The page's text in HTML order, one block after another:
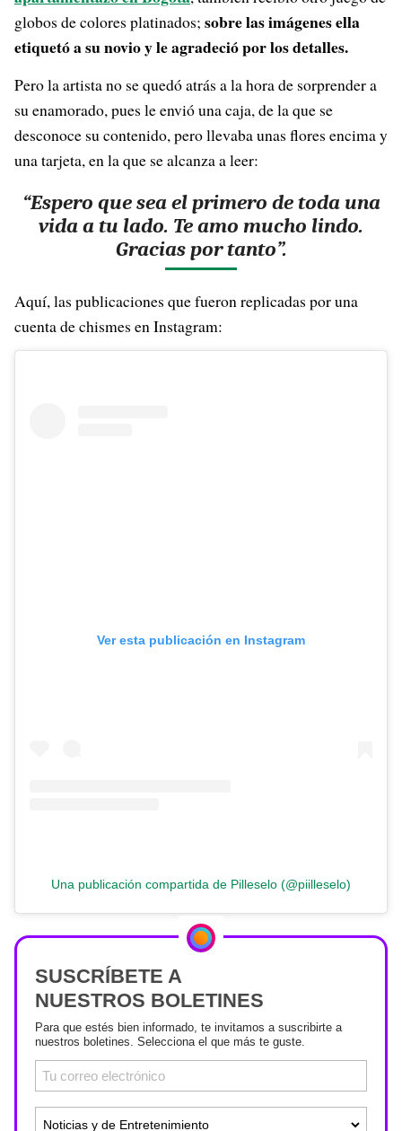
globos de colores platinados; sobre las imágenes ella
etiquetó a su novio y le agradeció por los detalles.
Pero la artista no se quedó atrás a la hora de sorprender a
su enamorado, pues le envió una caja, de la que se
desconoce su contenido, pero llevaba unas flores encima y
una tarjeta, en la que se alcanza a leer:
“Espero que sea el primero de toda una
vida a tu lado. Te amo mucho lindo.
Gracias por tanto”.
Aquí, las publicaciones que fueron replicadas por una
cuenta de chismes en Instagram:
Ver esta publicación en Instagram
Una publicación compartida de Pilleselo (@piilleselo)
SUSCRÍBETE A
NUESTROS BOLETINES
Para que estés bien informado, te invitamos a suscribirte a
nuestros boletines. Selecciona el que más te guste.